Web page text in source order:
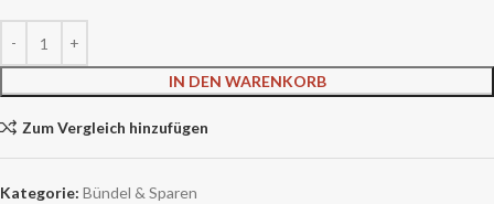
IN DEN WARENKORB
Zum Vergleich hinzufügen
Kategorie: Bündel & Sparen